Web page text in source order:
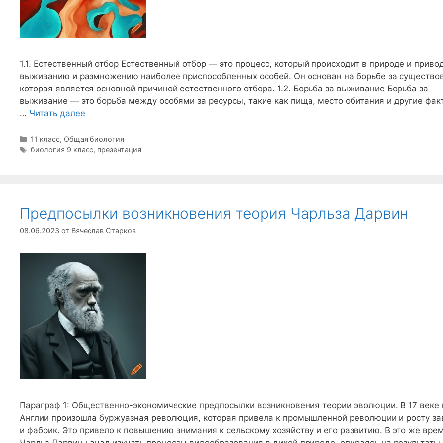
1.1. Естественный отбор Естественный отбор — это процесс, который происходит в природе и
выживанию и размножению наиболее приспособленных особей. Он основан на борьбе за
которая является основной причиной естественного отбора. 1.2. Борьба за выживание Борьба за
выживание — это борьба между особями за ресурсы, такие как пища, место обитания и другие
… Читать далее
Рубрики
11 класс, Общая биология
Метки
биология 9 класс, презентация
Предпосылки возникновения теория Чарльза Дарвин
08.06.2023 от Вячеслав Старков
Параграф 1: Общественно-экономические предпосылки возникновения теории эволюции. В 17 веке
Англии произошла буржуазная революция, которая привела к промышленной революции и росту
и фабрик. Это привело к повышению внимания к сельскому хозяйству и его развитию. В это же